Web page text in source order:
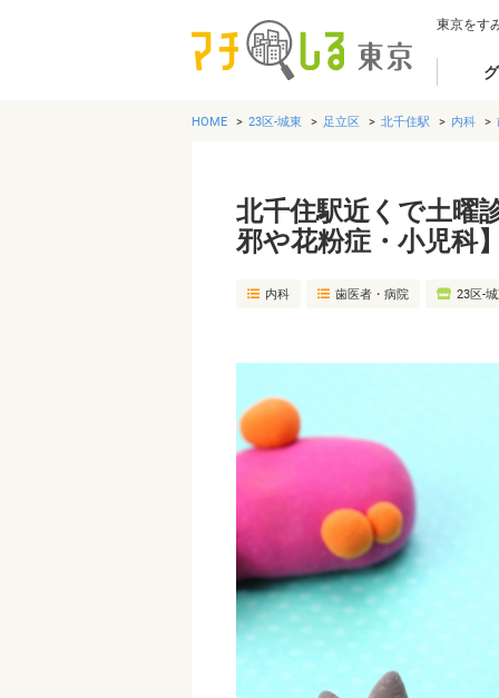
東京をす
HOME 23区-城東 足立区 北千住駅 内科
北千住駅近くで土曜
邪や花粉症・小児科
内科 歯医者・病院 23区-